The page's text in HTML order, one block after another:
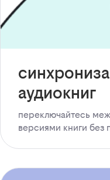
аудиокниг
переключайтесь
версиями книги без